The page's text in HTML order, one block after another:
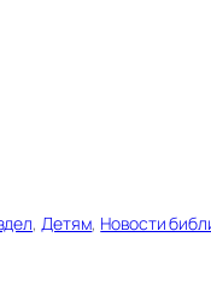
, Детям, Новости